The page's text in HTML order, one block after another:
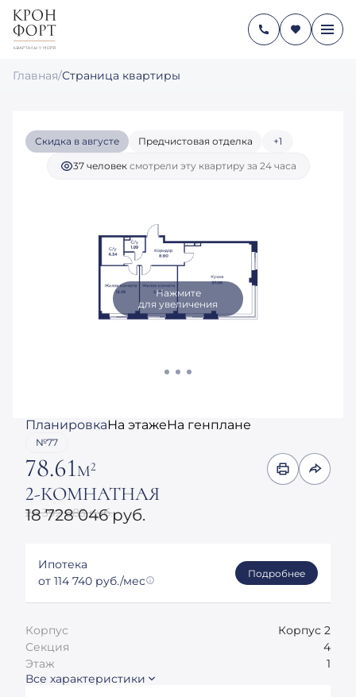
Главная/Страница квартиры
Ипотекаот 114 740 руб./мес.
Скидка в августе Предчистовая отделка +1
37 человек смотрели эту квартиру за 24 часа
Нажмите
для увеличения
ПланировкаНа этажеНа генплане
№77
78.61М2
2-КОМНАТНАЯ
24 392 683 руб.
18 728 046 руб.
Ипотека
от 114 740 руб./мес
Подробнее
Корпус
Корпус 2
Секция
4
Этаж
1
Все характеристики